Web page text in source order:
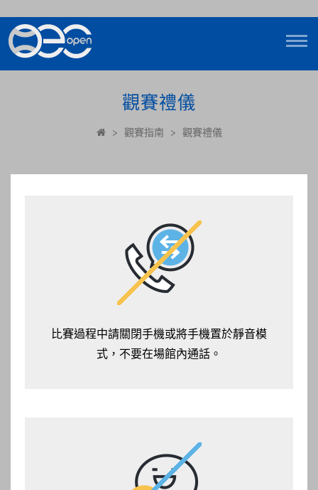
觀賽禮儀
> 觀賽指南 > 觀賽禮儀
比賽過程中請關閉手機或將手機置於靜音模
式，不要在場館內通話。